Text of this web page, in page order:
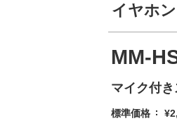
イヤホ
MM-
マイク付き
標準価格